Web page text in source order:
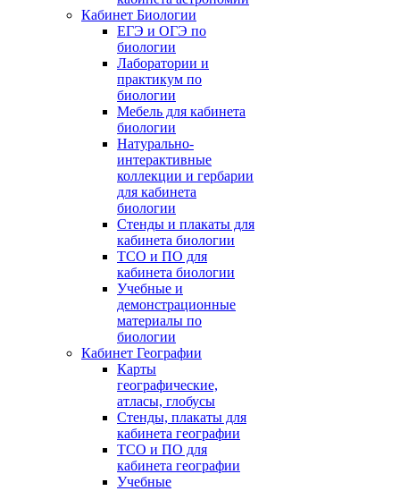
Кабинет Биологии
ЕГЭ и ОГЭ по
биологии
Лаборатории и
практикум по
биологии
Мебель для кабинета
биологии
Натурально-
интерактивные
коллекции и гербарии
для кабинета
биологии
Стенды и плакаты для
кабинета биологии
ТСО и ПО для
кабинета биологии
Учебные и
демонстрационные
материалы по
биологии
Кабинет Географии
Карты
географические,
атласы, глобусы
Стенды, плакаты для
кабинета географии
ТСО и ПО для
кабинета географии
Учебные